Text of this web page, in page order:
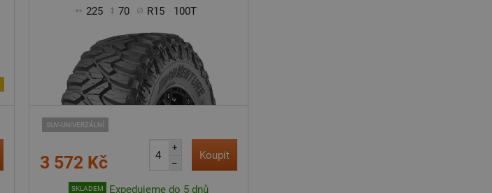
225 70 R15 100T
SUV-UNIVERZÁLNÍ
3 572 Kč
+
–
Koupit
SKLADEM Expedujeme do 5 dnů